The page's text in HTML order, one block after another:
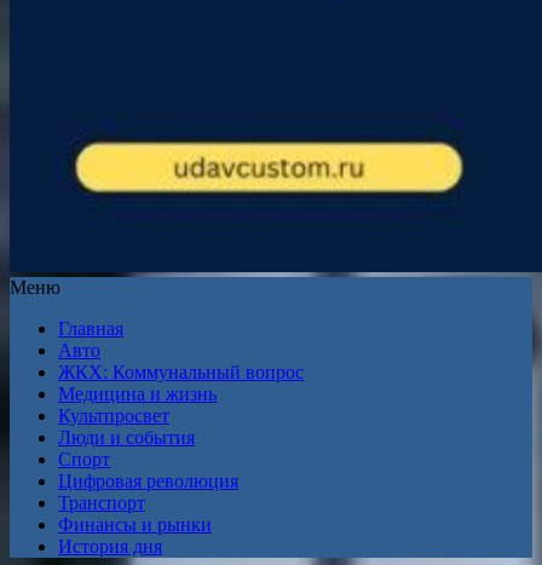
Меню
Главная
Авто
ЖКХ: Коммунальный вопрос
Медицина и жизнь
Культпросвет
Люди и события
Спорт
Цифровая революция
Транспорт
Финансы и рынки
История дня